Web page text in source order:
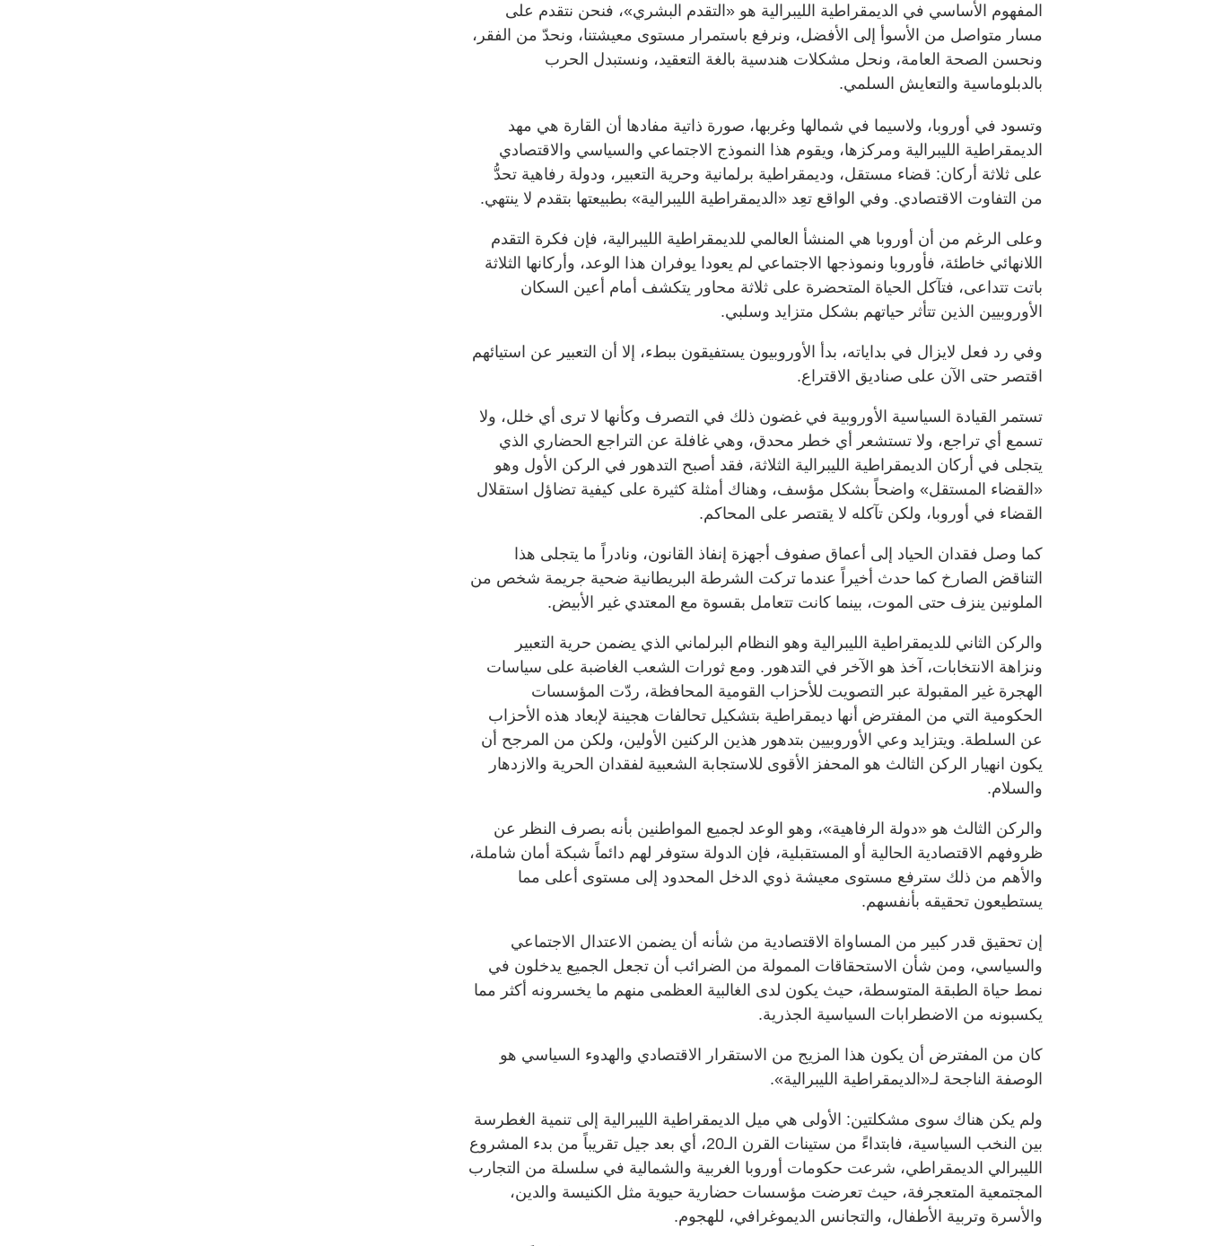
المفهوم الأساسي في الديمقراطية الليبرالية هو «التقدم البشري»، فنحن نتقدم على
مسار متواصل من الأسوأ إلى الأفضل، ونرفع باستمرار مستوى معيشتنا، ونحدّ من الفقر،
ونحسن الصحة العامة، ونحل مشكلات هندسية بالغة التعقيد، ونستبدل الحرب
بالدبلوماسية والتعايش السلمي.
وتسود في أوروبا، ولاسيما في شمالها وغربها، صورة ذاتية مفادها أن القارة هي مهد
الديمقراطية الليبرالية ومركزها، ويقوم هذا النموذج الاجتماعي والسياسي والاقتصادي
على ثلاثة أركان: قضاء مستقل، وديمقراطية برلمانية وحرية التعبير، ودولة رفاهية تحدُّ
من التفاوت الاقتصادي. وفي الواقع تعِد «الديمقراطية الليبرالية» بطبيعتها بتقدم لا ينتهي.
وعلى الرغم من أن أوروبا هي المنشأ العالمي للديمقراطية الليبرالية، فإن فكرة التقدم
اللانهائي خاطئة، فأوروبا ونموذجها الاجتماعي لم يعودا يوفران هذا الوعد، وأركانها الثلاثة
باتت تتداعى، فتآكل الحياة المتحضرة على ثلاثة محاور يتكشف أمام أعين السكان
الأوروبيين الذين تتأثر حياتهم بشكل متزايد وسلبي.
وفي رد فعل لايزال في بداياته، بدأ الأوروبيون يستفيقون ببطء، إلا أن التعبير عن استيائهم
اقتصر حتى الآن على صناديق الاقتراع.
تستمر القيادة السياسية الأوروبية في غضون ذلك في التصرف وكأنها لا ترى أي خلل، ولا
تسمع أي تراجع، ولا تستشعر أي خطر محدق، وهي غافلة عن التراجع الحضاري الذي
يتجلى في أركان الديمقراطية الليبرالية الثلاثة، فقد أصبح التدهور في الركن الأول وهو
«القضاء المستقل» واضحاً بشكل مؤسف، وهناك أمثلة كثيرة على كيفية تضاؤل استقلال
القضاء في أوروبا، ولكن تآكله لا يقتصر على المحاكم.
كما وصل فقدان الحياد إلى أعماق صفوف أجهزة إنفاذ القانون، ونادراً ما يتجلى هذا
التناقض الصارخ كما حدث أخيراً عندما تركت الشرطة البريطانية ضحية جريمة شخص من
الملونين ينزف حتى الموت، بينما كانت تتعامل بقسوة مع المعتدي غير الأبيض.
والركن الثاني للديمقراطية الليبرالية وهو النظام البرلماني الذي يضمن حرية التعبير
ونزاهة الانتخابات، آخذ هو الآخر في التدهور. ومع ثورات الشعب الغاضبة على سياسات
الهجرة غير المقبولة عبر التصويت للأحزاب القومية المحافظة، ردّت المؤسسات
الحكومية التي من المفترض أنها ديمقراطية بتشكيل تحالفات هجينة لإبعاد هذه الأحزاب
عن السلطة. ويتزايد وعي الأوروبيين بتدهور هذين الركنين الأولين، ولكن من المرجح أن
يكون انهيار الركن الثالث هو المحفز الأقوى للاستجابة الشعبية لفقدان الحرية والازدهار
والسلام.
والركن الثالث هو «دولة الرفاهية»، وهو الوعد لجميع المواطنين بأنه بصرف النظر عن
ظروفهم الاقتصادية الحالية أو المستقبلية، فإن الدولة ستوفر لهم دائماً شبكة أمان شاملة،
والأهم من ذلك سترفع مستوى معيشة ذوي الدخل المحدود إلى مستوى أعلى مما
يستطيعون تحقيقه بأنفسهم.
إن تحقيق قدر كبير من المساواة الاقتصادية من شأنه أن يضمن الاعتدال الاجتماعي
والسياسي، ومن شأن الاستحقاقات الممولة من الضرائب أن تجعل الجميع يدخلون في
نمط حياة الطبقة المتوسطة، حيث يكون لدى الغالبية العظمى منهم ما يخسرونه أكثر مما
يكسبونه من الاضطرابات السياسية الجذرية.
كان من المفترض أن يكون هذا المزيج من الاستقرار الاقتصادي والهدوء السياسي هو
الوصفة الناجحة لـ«الديمقراطية الليبرالية».
ولم يكن هناك سوى مشكلتين: الأولى هي ميل الديمقراطية الليبرالية إلى تنمية الغطرسة
بين النخب السياسية، فابتداءً من ستينات القرن الـ20، أي بعد جيل تقريباً من بدء المشروع
الليبرالي الديمقراطي، شرعت حكومات أوروبا الغربية والشمالية في سلسلة من التجارب
المجتمعية المتعجرفة، حيث تعرضت مؤسسات حضارية حيوية مثل الكنيسة والدين،
والأسرة وتربية الأطفال، والتجانس الديموغرافي، للهجوم.